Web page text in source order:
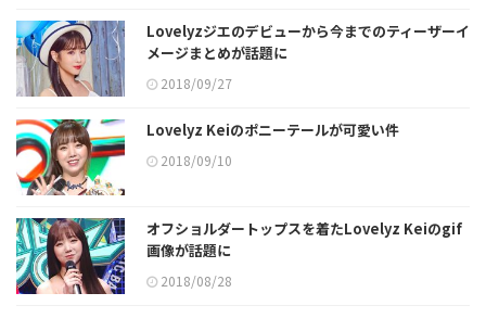
Lovelyzジエのデビューから今までのティーザーイ
メージまとめが話題に
2018/09/27
Lovelyz Keiのポニーテールが可愛い件
2018/09/10
オフショルダートップスを着たLovelyz Keiのgif
画像が話題に
2018/08/28